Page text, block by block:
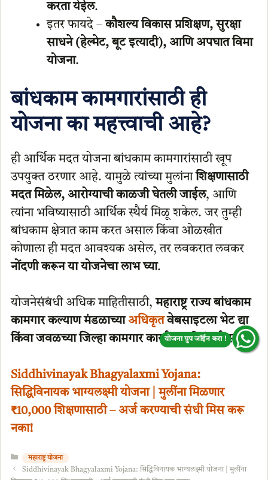
करता येईल.
इतर फायदे –कौशल्य विकास प्रशिक्षण, सुरक्षा
साधने (हेल्मेट, बूट इत्यादी), आणि अपघात विमा
योजना.
बांधकाम कामगारांसाठी ही
योजना का महत्त्वाची आहे?
ही आर्थिक मदत योजना बांधकाम कामगारांसाठी खूप
उपयुक्त ठरणार आहे. यामुळे त्यांच्या मुलांनाशिक्षणासाठी
मदत मिळेल, आरोग्याची काळजी घेतली जाईल, आणि
त्यांना भविष्यासाठी आर्थिक स्थैर्य मिळू शकेल. जर तुम्ही
बांधकाम क्षेत्रात काम करत असाल किंवा ओळखीत
कोणाला ही मदत आवश्यक असेल, तर लवकरात लवकर
नोंदणी करून या योजनेचा लाभ घ्या.
योजनेसंबंधी अधिक माहितीसाठी,महाराष्ट्र राज्य बांधकाम
कामगार कल्याण मंडळाच्याअधिकृतवेबसाइटला भेट द्या
किंवा जवळच्या जिल्हा कामगार कार्यालयाशी संपर्क साधा.
Siddhivinayak Bhagyalaxmi Yojana:
सिद्धिविनायक भाग्यलक्ष्मी योजना | मुलींना मिळणार
₹10,000 शिक्षणासाठी – अर्ज करण्याची संधी मिस करू
नका!
Categories
महाराष्ट्र योजना
Siddhivinayak Bhagyalaxmi Yojana: सिद्धिविनायक भाग्यलक्ष्मी योजना | मुलींना
योजना ग्रुप जॉईन करा !